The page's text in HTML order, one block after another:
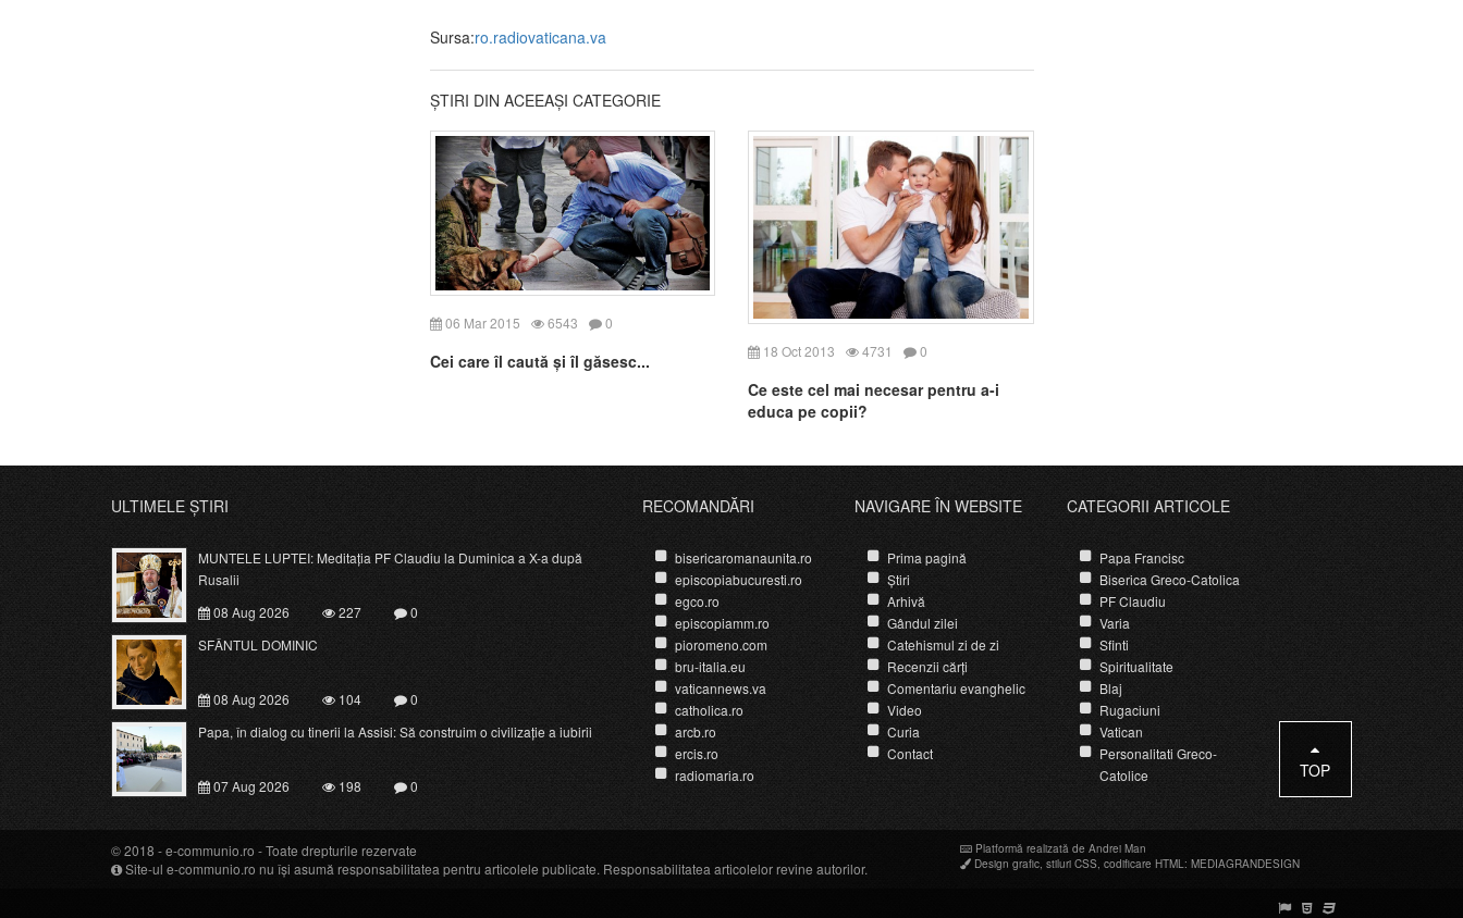
Sursa:ro.radiovaticana.va
ȘTIRI DIN ACEEAȘI CATEGORIE
06 Mar 2015 6543 0
Cei care îl caută și îl găsesc... 18 Oct 2013 4731 0
Ce este cel mai necesar pentru a-i
educa pe copii?
ULTIMELE ȘTIRI
MUNTELE LUPTEI: Meditația PF Claudiu la Duminica a X-a după
Rusalii
08 Aug 2026
227
0
SFÂNTUL DOMINIC
08 Aug 2026 104
0
Papa, în dialog cu tinerii la Assisi: Să construim o civilizație a iubirii
07 Aug 2026 198 0
RECOMANDĂRI
bisericaromanaunita.ro
episcopiabucuresti.ro
egco.ro
episcopiamm.ro
pioromeno.com
bru-italia.eu
vaticannews.va
catholica.ro
arcb.ro
ercis.ro
radiomaria.ro
NAVIGARE ÎN WEBSITE
Prima pagină
Știri
Arhivă
Gândul zilei
Catehismul zi de zi
Recenzii cărți
Comentariu evanghelic
Video
Curia
Contact
CATEGORII ARTICOLE
Papa Francisc
Biserica Greco-Catolica
PF Claudiu
Varia
Sfinti
Spiritualitate
Blaj
Rugaciuni
Vatican
Personalitati Greco-
Catolice
TOP
© 2018 -e-communio.ro - Toate drepturile rezervate
Site-ul e-communio.ro nu își asumă responsabilitatea pentru articolele publicate. Responsabilitatea articolelor revine autorilor.
Platformă realizată de Andrei Man
Design grafic, stiluri CSS, codificare HTML: MEDIAGRANDESIGN